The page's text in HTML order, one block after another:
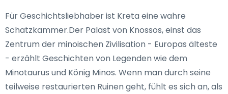
Für Geschichtsliebhaber ist Kreta eine wahre
Schatzkammer.Der Palast von Knossos, einst das
Zentrum der minoischen Zivilisation - Europas älteste
- erzählt Geschichten von Legenden wie dem
Minotaurus und König Minos. Wenn man durch seine
teilweise restaurierten Ruinen geht, fühlt es sich an, als